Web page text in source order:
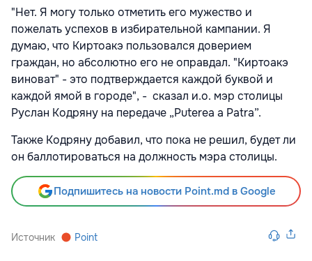
"Нет. Я могу только отметить его мужество и
пожелать успехов в избирательной кампании. Я
думаю, что Киртоакэ пользовался доверием
граждан, но абсолютно его не оправдал. "Киртоакэ
виноват" - это подтверждается каждой буквой и
каждой ямой в городе", - сказал и.о. мэр столицы
Руслан Кодряну на передаче „Puterea a Patra”.
Также Кодряну добавил, что пока не решил, будет ли
он баллотироваться на должность мэра столицы.
Подпишитесь на новости Point.md в Google
Источник Point